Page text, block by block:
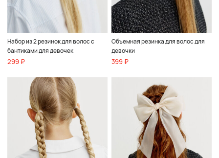
Набор из 2 резинок для волос с
бантиками для девочек
299 ₽
Объемная резинка для волос для
девочки
399 ₽